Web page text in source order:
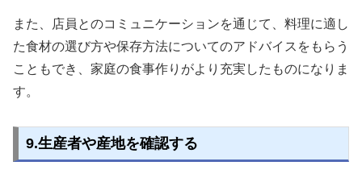
また、店員とのコミュニケーションを通じて、料理に適し
た食材の選び方や保存方法についてのアドバイスをもらう
こともでき、家庭の食事作りがより充実したものになりま
す。
9.生産者や産地を確認する